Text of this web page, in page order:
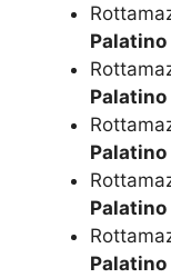
Palatino
Palatino
Palatino
Palatino
Palatino